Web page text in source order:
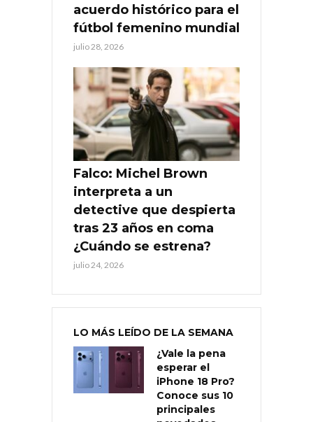
acuerdo histórico para el
fútbol femenino mundial
julio 28, 2026
Falco: Michel Brown
interpreta a un
detective que despierta
tras 23 años en coma
¿Cuándo se estrena?
julio 24, 2026
LO MÁS LEÍDO DE LA SEMANA
¿Vale la pena
esperar el
iPhone 18 Pro?
Conoce sus 10
principales